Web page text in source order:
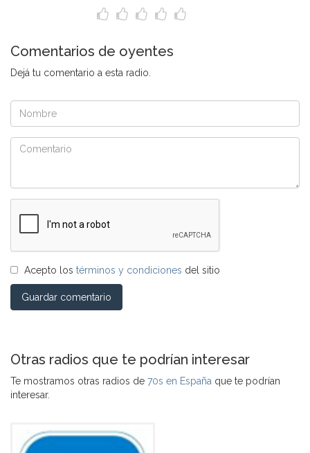
Comentarios de oyentes
Dejá tu comentario a esta radio.
Acepto los términos y condiciones del sitio
Guardar comentario
Otras radios que te podrían interesar
Te mostramos otras radios de 70s en España que te podrían
interesar.